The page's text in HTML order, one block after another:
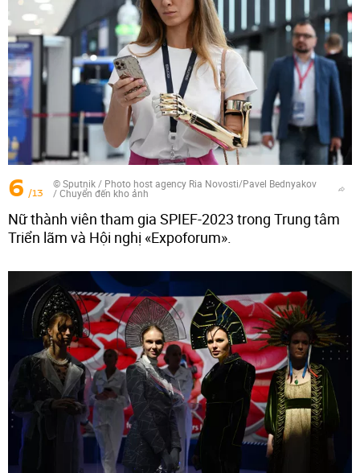
6 /13
© Sputnik / Photo host agency Ria Novosti/Pavel Bednyakov
/Chuyển đến kho ảnh
Nữ thành viên tham gia SPIEF-2023 trong Trung tâm
Triển lãm và Hội nghị «Expoforum».